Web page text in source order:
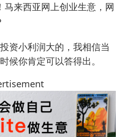
来西亚网上创业生意，网
资小利润大的，我相信当
候你肯定可以答得出。